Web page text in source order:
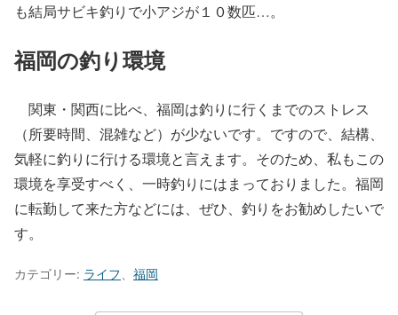
も結局サビキ釣りで小アジが１０数匹…。
福岡の釣り環境
関東・関西に比べ、福岡は釣りに行くまでのストレス
（所要時間、混雑など）が少ないです。ですので、結構、
気軽に釣りに行ける環境と言えます。そのため、私もこの
環境を享受すべく、一時釣りにはまっておりました。福岡
に転勤して来た方などには、ぜひ、釣りをお勧めしたいで
す。
カテゴリー: ライフ 福岡